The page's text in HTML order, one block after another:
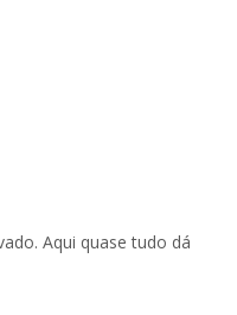
Aqui quase tudo dá